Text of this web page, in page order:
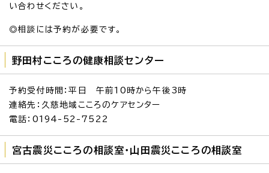
い合わせください。
◎相談には予約が必要です。
野田村こころの健康相談センター
予約受付時間：平日 午前10時から午後3時
連絡先：久慈地域こころのケアセンター
電話：0194-52-7522
宮古震災こころの相談室・山田震災こころの相談室